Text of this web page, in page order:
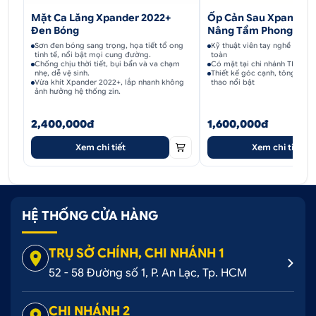
THẤT khác
2. Các tính năng nổi bật
2.1. Ốp sườn xe khí động học
Kéo dài dọc thân xe, ốp sườn Vizion tạo cảm giác
chãi hơn, tăng tính khí động học. Đồng thời, nó còn
có thể hỗ trợ bảo vệ phần thân dưới xe khỏi những
va chạm nhẹ hoặc trầy xước từ đá văng, giữ gìn vẻ
đẹp nguyên bản của xe. Thiết kế này cũng bổ sung
thêm nét thể thao và mạnh mẽ cho tổng thể.
2.2. Chất liệu cao cấp
Bộ body kit được sản xuất từ vật liệu bền bỉ nhựa
ABS chất lượng cao. Điều này đảm bảo độ bền vượt
trội, khả năng chịu lực tốt và chống chịu được các
Mặt Ca Lăng Xpander 2022+
Đen Bóng
Sơn đen bóng sang trọng, họa tiết tổ ong
tinh tế, nổi bật mọi cung đường.
Chống chịu thời tiết, bụi bẩn và va chạm
nhẹ, dễ vệ sinh.
Vừa khít Xpander 2022+, lắp nhanh không
ảnh hưởng hệ thống zin.
2,400,000đ
Xem chi tiết
Ốp Cản Sau Xpander
Nâng Tầm Phong
Kỹ thuật viên tay nghề cao
toàn
Có mặt tại chi nhánh
Thiết kế góc cạnh, tông đen
thao nổi bật
1,600,000đ
Xem chi tiết
HỆ THỐNG CỬA HÀNG
TRỤ SỞ CHÍNH, CHI NHÁNH 1
52 - 58 Đường số 1, P. An Lạc, Tp. HCM
CHI NHÁNH 2